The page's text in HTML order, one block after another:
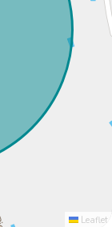
Leaflet